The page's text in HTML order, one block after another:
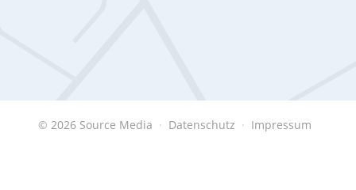
© 2026 Source Media Datenschutz Impressum